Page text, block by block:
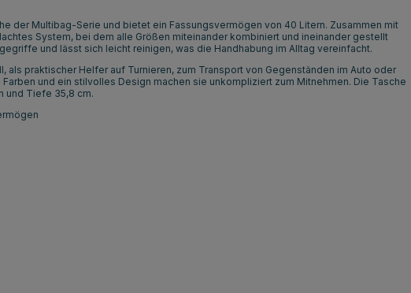
der Multibag-Serie und bietet ein Fassungsvermögen von 40 Litern. Zusammen mit
System, bei dem alle Größen miteinander kombiniert und ineinander gestellt
und lässt sich leicht reinigen, was die Handhabung im Alltag vereinfacht.
als praktischer Helfer auf Turnieren, zum Transport von Gegenständen im Auto oder
und ein stilvolles Design machen sie unkompliziert zum Mitnehmen. Die Tasche
und Tiefe 35,8 cm.